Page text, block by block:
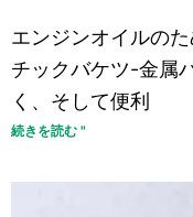
エンジンオイルの
チックバケツ-金属
く、そして便利
続きを読む "